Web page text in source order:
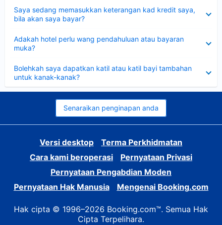
Saya sedang memasukkan keterangan kad kredit saya,
bila akan saya bayar?
Adakah hotel perlu wang pendahuluan atau bayaran
muka?
Bolehkah saya dapatkan katil atau katil bayi tambahan
untuk kanak-kanak?
Senaraikan penginapan anda
Versi desktop
Terma Perkhidmatan
Cara kami beroperasi
Pernyataan Privasi
Pernyataan Pengabdian Moden
Pernyataan Hak Manusia
Mengenai Booking.com
Hak cipta © 1996–2026 Booking.com™. Semua Hak
Cipta Terpelihara.